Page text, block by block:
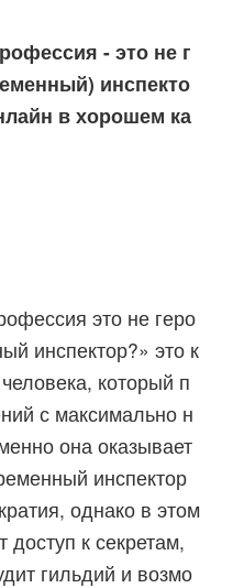
- это не г
инспекто
в хорошем ка
это не геро
инспектор?» это к
который п
с максимально н
она оказывает
инспектор
однако в этом
доступ к секретам,
гильдий и возмо